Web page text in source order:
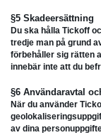
§5 Skadeersättning
Du ska hålla Tickoff
tredje man på grund
förbehåller sig rätten
innebär inte att du
§6 Användaravtal
När du använder
av dina